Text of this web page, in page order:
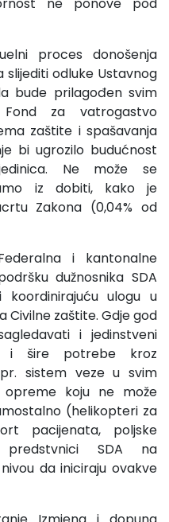
ne ponove pod
proces donošenja
odluke Ustavnog
bude prilagođen svim
za vatrogastvo
zaštite i spašavanja
bi ugrozilo budućnost
Ne može se
iz dobiti, kako je
Zakona (0,04% od
i kantonalne
dužnosnika SDA
ulogu u
Civilne zaštite. Gdje god
i jedinstveni
i šire potrebe kroz
sistem veze u svim
koju ne može
(helikopteri za
pacijenata, poljske
predstvnici SDA na
da iniciraju ovakve